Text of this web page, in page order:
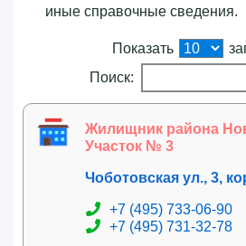
иные справочные сведения.
Показать
Поиск:
Жилищник района
Участок № 3
Чоботовская ул., 3,
+7 (495) 733-06-90
+7 (495) 731-32-78